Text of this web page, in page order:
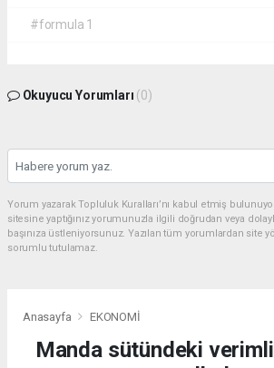
#formula 1
Okuyucu Yorumları (0)
Yorum yazarak Topluluk Kuralları’nı kabul etmiş
sitesine yaptığınız yorumunuzla ilgili doğrudan veya
başınıza üstleniyorsunuz. Yazılan tüm yorumlardan site
sorumlu tutulamaz.
Anasayfa EKONOMİ
Manda sütündeki